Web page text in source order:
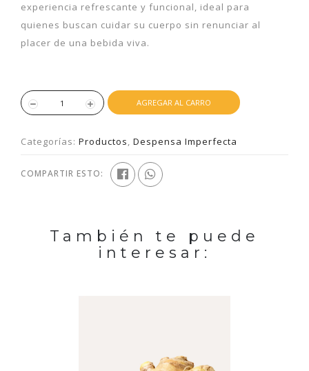
experiencia refrescante y funcional, ideal para
quienes buscan cuidar su cuerpo sin renunciar al
placer de una bebida viva.
AGREGAR AL CARRO
Categorías: Productos, Despensa Imperfecta
COMPARTIR ESTO:
También te puede
interesar: